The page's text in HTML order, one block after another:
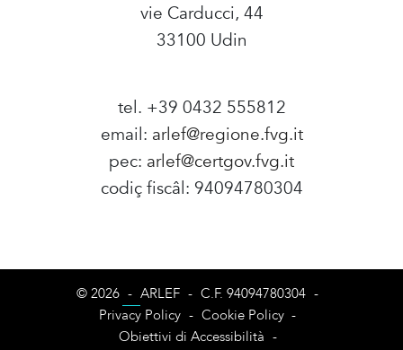
vie Carducci, 44
33100 Udin
tel. +39 0432 555812
email: arlef@regione.fvg.it
pec: arlef@certgov.fvg.it
codiç fiscâl: 94094780304
© 2026 - ARLEF - C.F. 94094780304 -
Privacy Policy - Cookie Policy -
Obiettivi di Accessibilità -